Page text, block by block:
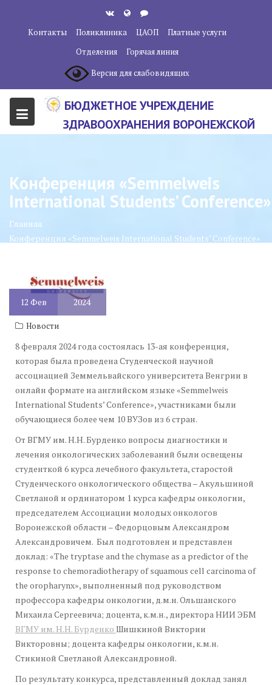
содержанию
Контакты Поликлиника ЦАОП
Платные услуги
Отделения
Горячая линия
Версия для слабовидящих
БЮДЖЕТНОЕ УЧРЕЖДЕНИЕ
ЗДРАВООХРАНЕНИЯ ВОРОНЕЖСКОЙ
КЛИНИЧЕСКИЙ ОНКОЛОГИЧЕСКИЙ
ЦЕНТР"
Конференция «Semmelweis
International Students’ Conference»
Главная
Конференция «Semmelweis International Students’ Conference»
12 Фев 2024
Новости
8 февраля 2024 года состоялась 13-ая конференция,
которая была проведена Студенческой научной
ассоциацией Земмельвайского университета Венгрии в
онлайн формате на английском языке «Semmelweis
International Students’ Conference», участниками были
обучающиеся более чем 10 ВУЗов из 6 стран.
От ВГМУ им. Н.Н. Бурденко вопросы диагностики и
лечения онкологических заболеваний были освещены
студенткой 6 курса лечебного факультета, старостой
Студенческого онкологического общества – Акульшиной
Светланой и ординатором 1 курса кафедры онкологии,
председателем Ассоциации молодых онкологов
Воронежской области – Федорцовым Александром
Александровичем. Был подготовлен и представлен
доклад: «The tryptase and the chymase as a predictor of the
response to chemoradiotherapy of squamous cell carcinoma of
the oropharynx», выполненный под руководством
профессора кафедры онкологии, д.м.н. Ольшанского
Михаила Сергеевича; доцента, к.м.н., директора НИИ ЭБМ
ВГМУ им. Н.Н. Бурденко Шишкиной Виктории
Викторовны; доцента кафедры онкологии, к.м.н.
Стикиной Светланой Александровной.
По результату конкурса, представленный доклад занял